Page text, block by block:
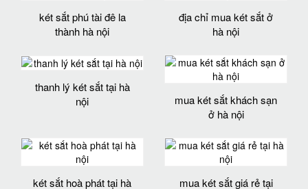
két sắt phú tài đê la
thành hà nội
địa chỉ mua két sắt ở
hà nội
thanh lý két sắt tại hà
nội
mua két sắt khách sạn
ở hà nội
két sắt hoà phát tại hà
mua két sắt giá rẻ tại